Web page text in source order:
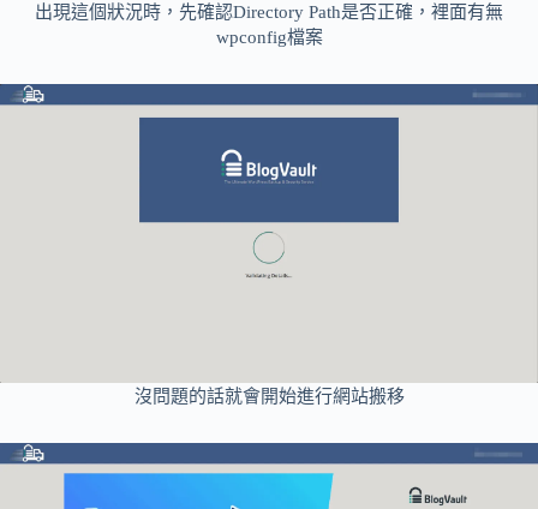
出現這個狀況時，先確認Directory Path是否正確，裡面有無
wpconfig檔案
沒問題的話就會開始進行網站搬移